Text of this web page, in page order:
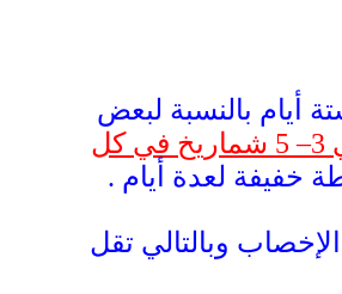
أيام بالنسبة لبعض
بحوالي 3– 5 شماريخ في كل
خفيفة لعدة أيام .
وبالتالي تقل